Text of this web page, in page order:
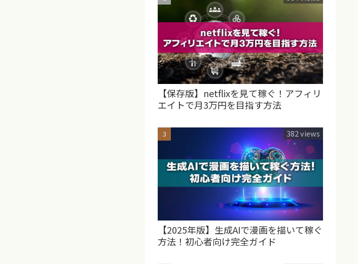
【保存版】netflixを見て稼ぐ！アフィリ
エイトで月3万円を目指す方法
【2025年版】生成AIで漫画を描いて稼ぐ
方法！初心者向け完全ガイド
382 views